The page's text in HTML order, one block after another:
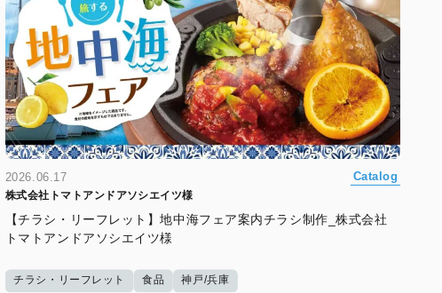
2026.06.17 Catalog
株式会社トマトアンドアソシエイツ様
【チラシ・リーフレット】地中海フェア案内チラシ制作_株式会社
トマトアンドアソシエイツ様
チラシ・リーフレット 食品 神戸/兵庫